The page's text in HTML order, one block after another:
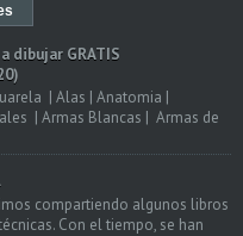
dibujar GRATIS
| Alas | Anatomia |
| Armas Blancas | Armas de
compartiendo algunos libros
Con el tiempo, se han